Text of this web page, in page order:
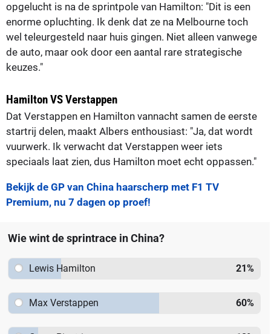
opgelucht is na de sprintpole van Hamilton: "Dit is een
enorme opluchting. Ik denk dat ze na Melbourne toch
wel teleurgesteld naar huis gingen. Niet alleen vanwege
de auto, maar ook door een aantal rare strategische
keuzes."
Hamilton VS Verstappen
Dat Verstappen en Hamilton vannacht samen de eerste
startrij delen, maakt Albers enthousiast: "Ja, dat wordt
vuurwerk. Ik verwacht dat Verstappen weer iets
speciaals laat zien, dus Hamilton moet echt oppassen."
Bekijk de GP van China haarscherp met F1 TV
Premium, nu 7 dagen op proef!
Wie wint de sprintrace in China?
Lewis Hamilton 21%
Max Verstappen 60%